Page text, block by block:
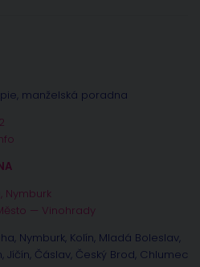
manželská poradna
Nymburk
— Vinohrady
Nymburk, Kolín, Mladá Boleslav,
Čáslav, Český Brod, Chlumec